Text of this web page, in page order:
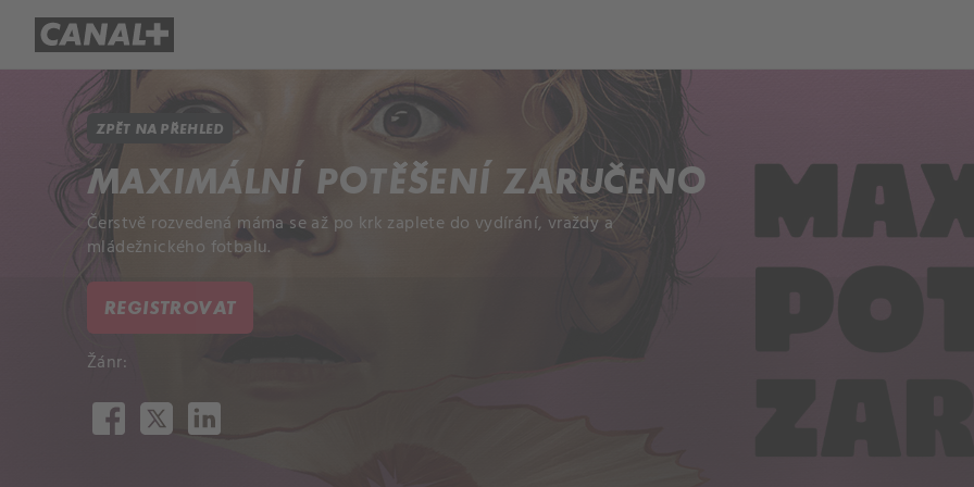
ZPĚT NA PŘEHLED
MAXIMÁLNÍ POTĚŠENÍ ZARUČENO
Čerstvě rozvedená máma se až po krk zaplete do vydírání, vraždy a
mládežnického fotbalu.
REGISTROVAT
Žánr: